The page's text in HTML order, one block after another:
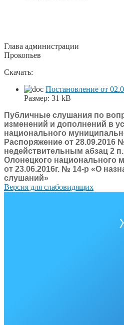
Глава
Прокопьев
Скачать:
Постановление от
Размер: 31 kB
Публичные слушания по
изменений и дополнений в
национального
Распоряжение от 28.09.2016
недействительным абзац 2
Олонецкого национального
от 23.06.2016г. № 14-р «О
слушаний»
Версия для слабовидящих